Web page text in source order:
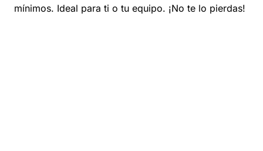
mínimos. Ideal para ti o tu equipo. ¡No te lo pierdas!